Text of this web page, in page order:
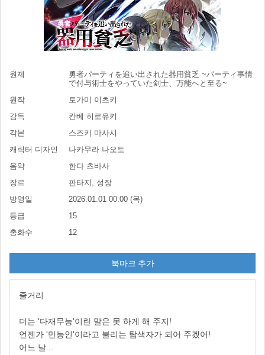
원제
勇者パーティを追い出された器用貧乏 ~パーティ事情
で付与術士をやっていた剣士、万能へと至る~
원작
토가미 이츠키
감독
칸베 히로유키
각본
스즈키 마사시
캐릭터 디자인
나카무라 나오토
음악
한다 츠바사
장르
판타지, 성장
방영일
2026.01.01 00:00 (목)
등급
15
총화수
12
북마크 추가
줄거리
더는 '다재무능'이란 말은 못 하게 해 주지!
언젠가 '만능인'이라고 불리는 탐색자가 되어 주겠어!
어느 날...